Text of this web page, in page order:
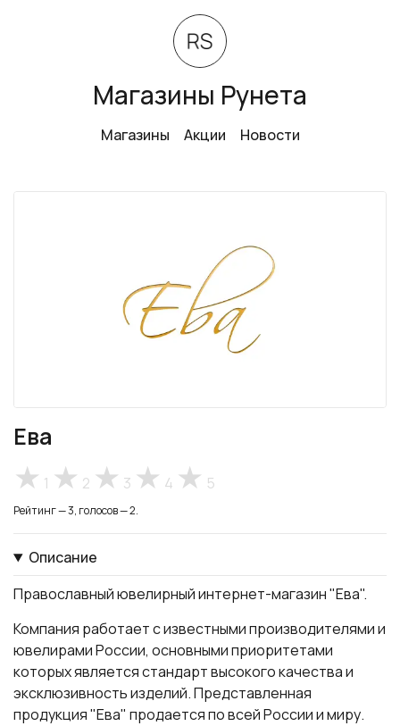
Магазины Рунета
Магазины Акции Новости
Ева
1 2 3 4 5
Рейтинг — 3, голосов — 2.
Описание
Православный ювелирный интернет-магазин "Ева".
Компания работает с известными производителями и
ювелирами России, основными приоритетами
которых является стандарт высокого качества и
эксклюзивность изделий. Представленная
продукция "Ева" продается по всей России и миру.